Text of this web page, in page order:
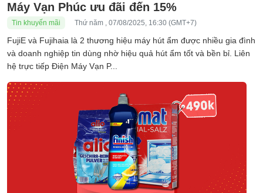
Máy Vạn Phúc ưu đãi đến 15%
Tin khuyến mãi Thứ năm , 07/08/2025, 16:30 (GMT+7)
FujiE và Fujihaia là 2 thương hiệu máy hút ẩm được nhiều gia đình
và doanh nghiệp tin dùng nhờ hiệu quả hút ẩm tốt và bền bỉ. Liên
hệ trực tiếp Điện Máy Vạn P...